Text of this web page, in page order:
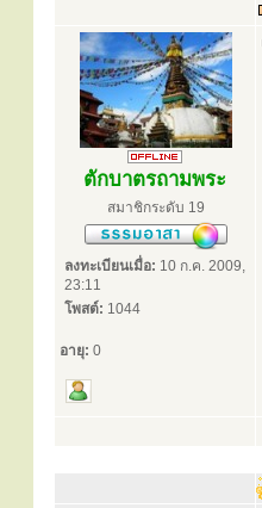
ตักบาตรถามพระ
สมาชิกระดับ 19
ลงทะเบียนเมื่อ: 10 ก.ค. 2009,
23:11
โพสต์: 1044
อายุ: 0